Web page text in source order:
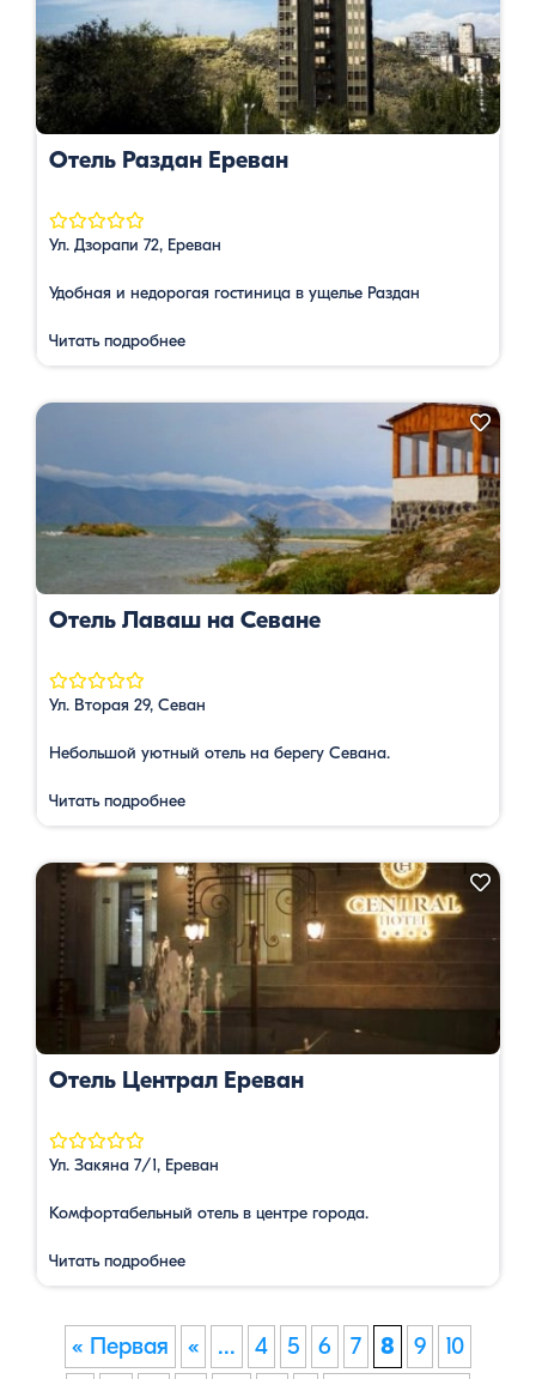
Отель Раздан Ереван
Ул. Дзорапи 72, Ереван
Удобная и недорогая гостиница в ущелье Раздан
Читать подробнее
Отель Лаваш на Севане
Ул. Вторая 29, Севан
Небольшой уютный отель на берегу Севана.
Читать подробнее
Отель Централ Ереван
Ул. Закяна 7/1, Ереван
Комфортабельный отель в центре города.
Читать подробнее
« Первая « ... 4 5 6 7 8 9
10